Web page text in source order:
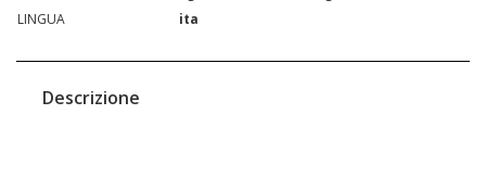
LINGUA
ita
Descrizione